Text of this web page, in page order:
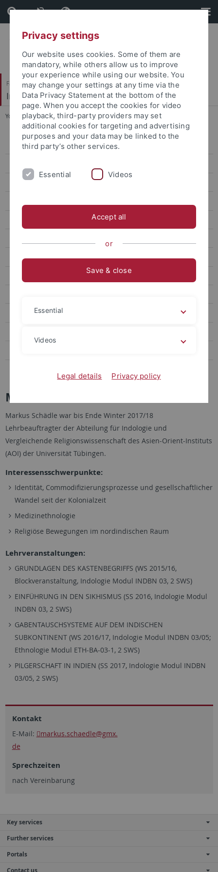
Skip
to
content
Skip
to
footer
Faculty of Humanities
Indology
You are here: Home ... Markus Schädle
Markus Schädle
Klaus Butzenberger
Mirella Lingorska
Klaus Öhler
Markus Schädle M.A.
Markus Schädle war bis Ende Winter 2017/18
Lehrbeauftragter der Abteilung für Indologie und
Vergleichende Religionswissenschaft des Asien-Orient-Instituts
(AOI) der Universität Tübingen.
​​​​​​​Interessensschwerpunkte:
Identität, Commodifizierungsprozesse und gesellschaftlicher
Wandel seit der Kolonialzeit
Medizinethnologie
Religiöse Bewegungen im nordindischen Raum
Lehrveranstaltungen:
GRUNDLAGEN DES KASTENBEGRIFFS (WS 2015/16,
Blockveranstaltung, Indologie Modul INDBN 03, 2 SWS)
EINFÜHRUNG IN DEN SIKHISMUS (SS 2016, Indologie Modul
INDBN 03, 2 SWS)
GABENTAUSCHSYSTEME AUF DEM INDISCHEN
SUBKONTINENT (WS 2016/17, Indologie Modul INDBN 03/05;
Ethnologie Modul ETH-BA-03-1, 2 SWS)
PILGERSCHAFT IN INDIEN (SS 2017, Indologie Modul INDBN
03/05, 2 SWS)
Kontakt
E-Mail:
markus.schaedle@gmx.
de
Sprechzeiten
nach Vereinbarung
Key services
Further services
Portals
Contact us
Privacy settings
Our website uses cookies. Some of them are
mandatory, while others allow us to improve
your experience while using our website. You
may change your settings at any time via the
Data Privacy Statement at the bottom of the
page. When you accept the cookies for video
playback, third-party providers may set
additional cookies for targeting and advertising
purposes and your data may be linked to the
third party’s other services.
Essential Videos
Accept all
or
Save & close
Essential
Videos
Legal details Privacy policy